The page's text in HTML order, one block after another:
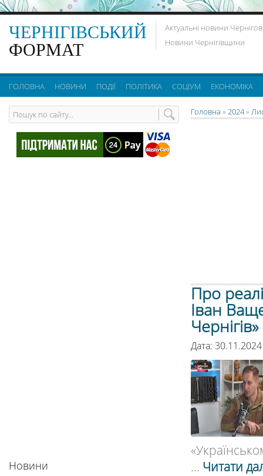
ЧЕРНІГІВСЬКИЙ
ФОРМАТ
Актуальні новини
Новини Чернігівщини
ГОЛОВНА НОВИНИ ПОДІЇ ПОЛІТИКА СОЦІУМ ЕКОНОМІКА
Головна » 2024»
Про
Іван
Чернігів»
Дата:
... Читати
Новини